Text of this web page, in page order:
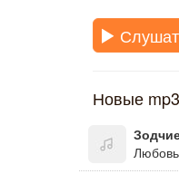
Новые